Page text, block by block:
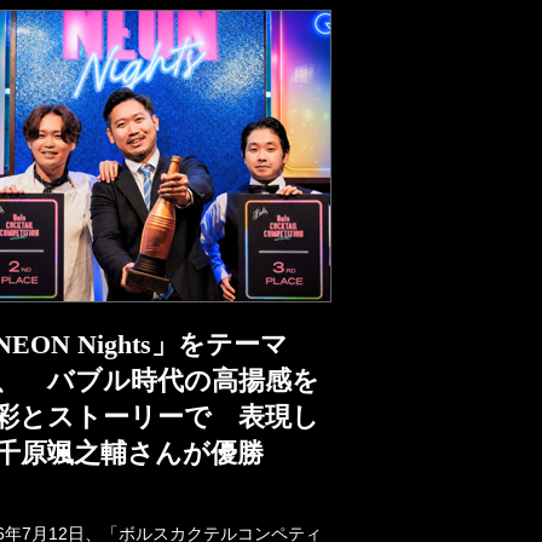
NEON Nights」をテーマ
バブル時代の高揚感を
とストーリーで 表現し
原颯之輔さんが優勝
年7月12日、「ボルスカクテルコンペティ